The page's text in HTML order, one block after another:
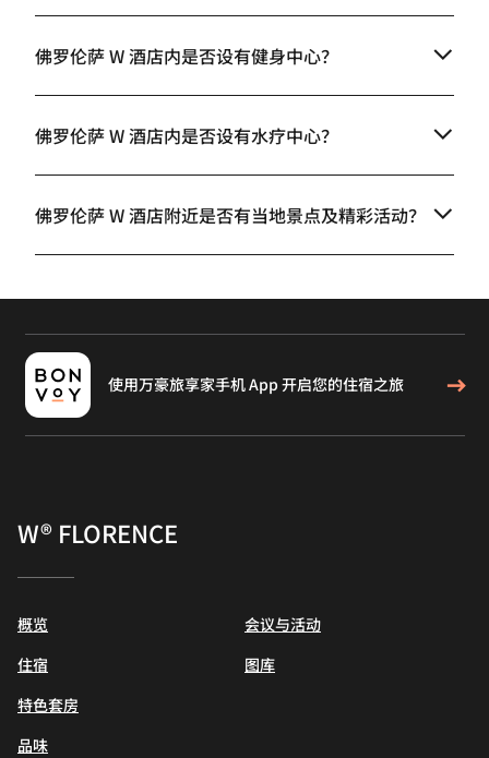
佛罗伦萨 W 酒店内是否设有健身中心？
佛罗伦萨 W 酒店内是否设有水疗中心？
佛罗伦萨 W 酒店附近是否有当地景点及精彩活动？
使用万豪旅享家手机 App 开启您的住宿之旅
W® FLORENCE
概览
住宿
特色套房
品味
会议与活动
图库